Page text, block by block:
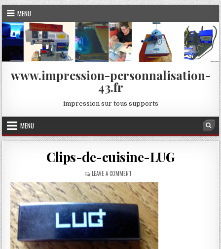
Skip
to
content
MENU
www.impression-personnalisation-
43.fr
impression sur tous supports
MENU
Clips-de-cuisine-LUG
LEAVE A COMMENTON
CLIPS-
DE-
CUISINE-
LUG